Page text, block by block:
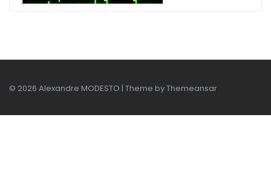
© 2026 Alexandre MODESTO | Theme byThemeansar